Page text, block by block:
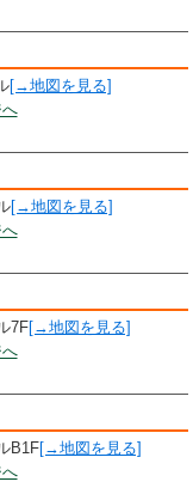
[→地図を見る]
[→地図を見る]
7F[→地図を見る]
B1F[→地図を見る]